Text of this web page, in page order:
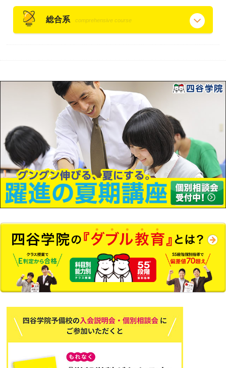
総合系 comprehensive course